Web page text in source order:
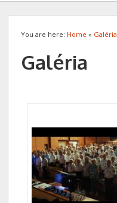
You are here: Home » Galéria
Galéria